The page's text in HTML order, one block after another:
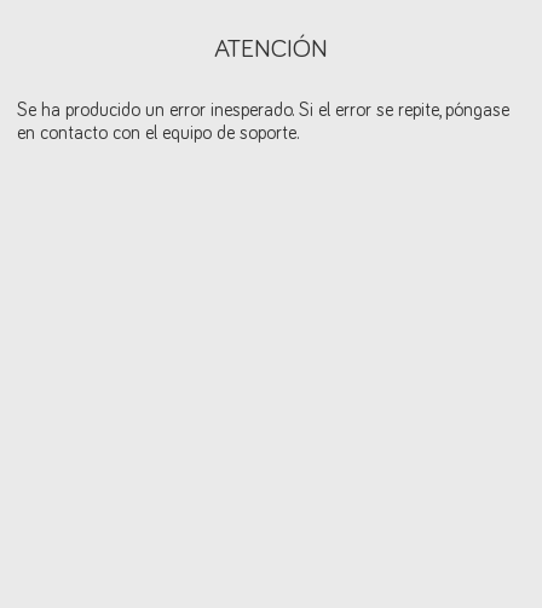
ATENCIÓN
Se ha producido un error inesperado. Si el error se repite, póngase
en contacto con el equipo de soporte.